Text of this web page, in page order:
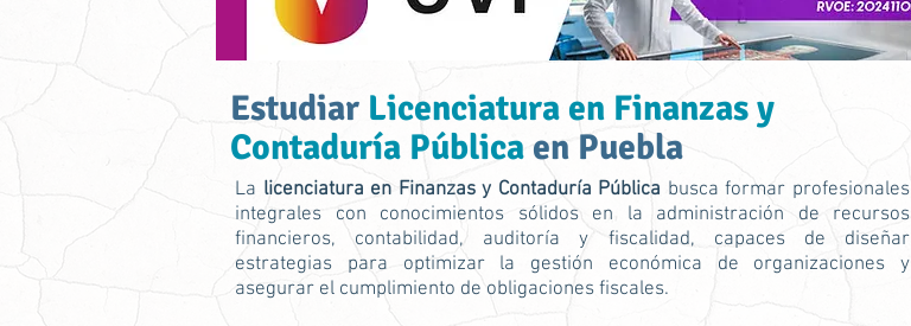
Estudiar Licenciatura en Finanzas y
Contaduría Pública en Puebla
La licenciatura en Finanzas y Contaduría Pública busca formar profesionales
integrales con conocimientos sólidos en la administración de recursos
financieros, contabilidad, auditoría y fiscalidad, capaces de diseñar
estrategias para optimizar la gestión económica de organizaciones y
asegurar el cumplimiento de obligaciones fiscales.